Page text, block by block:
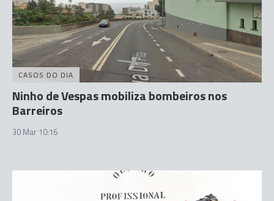
CASOS DO DIA
Ninho de Vespas mobiliza bombeiros nos
Barreiros
30 Mar 10:16